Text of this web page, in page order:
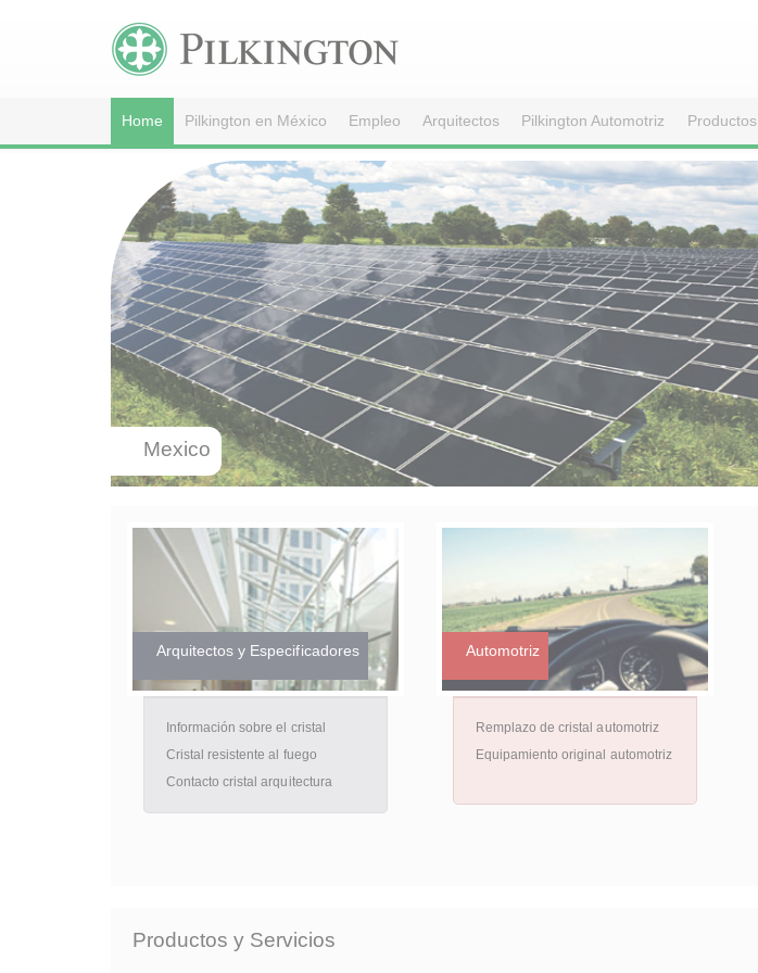
Home Pilkington en México Empleo Arquitectos Pilkington Automotriz Productos
Mexico
Arquitectos y Especificadores
Información sobre el cristal
Cristal resistente al fuego
Contacto cristal arquitectura
Automotriz
Remplazo de cristal automotriz
Equipamiento original automotriz
Productos y Servicios